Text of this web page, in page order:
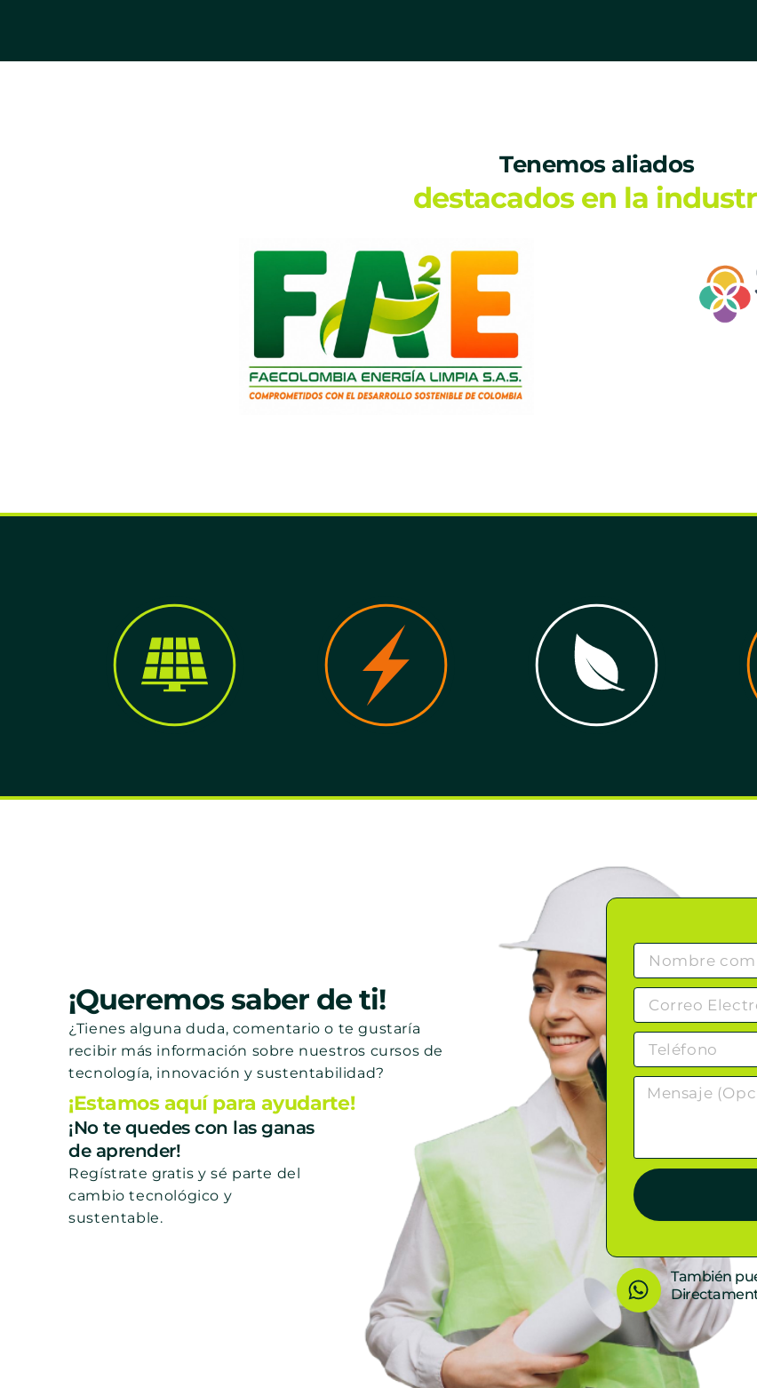
Tenemos aliados
destacados en la
¡Queremos saber de ti!
¿Tienes alguna duda, comentario o te gustaría
recibir más información sobre nuestros cursos de
tecnología, innovación y sustentabilidad?
¡Estamos aquí para ayudarte!
¡No te quedes con las ganas
de aprender!
Regístrate gratis y sé parte del
cambio tecnológico y
sustentable.
W
h
a
t
También